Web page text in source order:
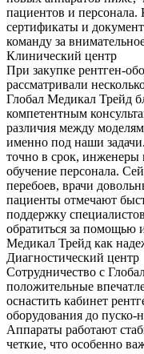
пациентов и персонала.
сертификаты и
команду за
Клинический центр
При закупке рентген-
рассматривали
Глобал Медикал Трейд
компетентным
различия между
именно под наши
точно в срок, инженеры
обучение персонала.
перебоев, врачи
пациенты отмечают
поддержку
обратиться за помощью
Медикал Трейд как
Диагностический центр
Сотрудничество с
положительные
оснастить кабинет
оборудования до пуско-
Аппараты работают
четкие, что особенно